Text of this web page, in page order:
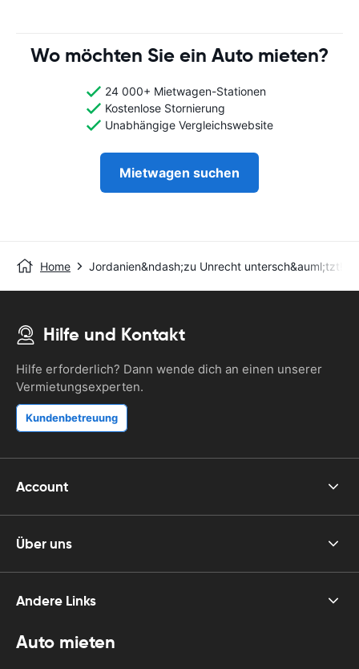
Wo möchten Sie ein Auto mieten?
24 000+ Mietwagen-Stationen
Kostenlose Stornierung
Unabhängige Vergleichswebsite
Mietwagen suchen
Home Jordanien&ndash;zu Unrecht untersch&auml;tzt!
Hilfe und Kontakt
Hilfe erforderlich? Dann wende dich an einen unserer
Vermietungsexperten.
Kundenbetreuung
Account
Über uns
Andere Links
Auto mieten